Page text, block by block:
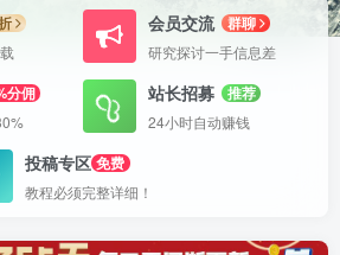
会员交流
群聊
研究探讨一手信息差
分佣
站长招募
推荐
24小时自动赚钱
投稿专区 免费
教程必须完整详细！